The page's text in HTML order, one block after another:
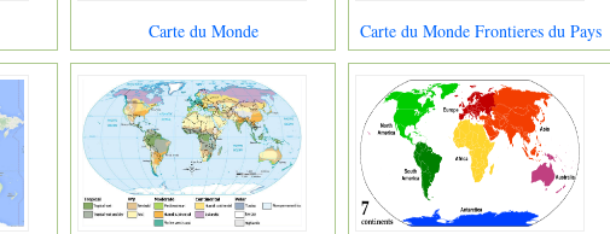
Carte du Monde Carte du Monde Frontieres du Pays